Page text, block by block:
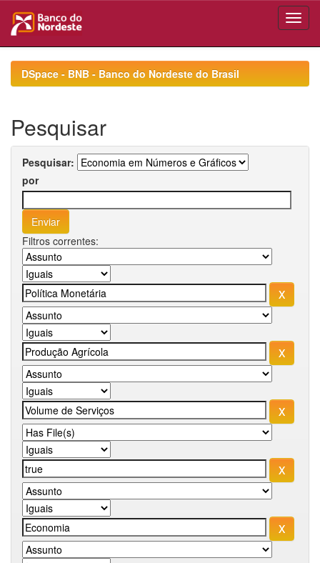
navigationDSpace - BNB - Banco do Nordeste do Brasil
Pesquisar
Pesquisar:
por
Filtros correntes: